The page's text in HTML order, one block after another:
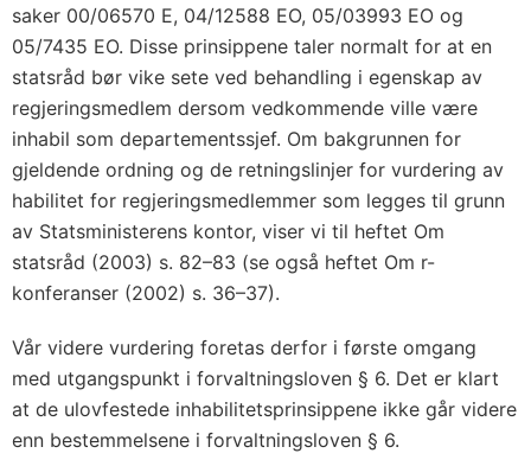
saker 00/06570 E, 04/12588 EO, 05/03993 EO og
05/7435 EO. Disse prinsippene taler normalt for at en
statsråd bør vike sete ved behandling i egenskap av
regjeringsmedlem dersom vedkommende ville være
inhabil som departementssjef. Om bakgrunnen for
gjeldende ordning og de retningslinjer for vurdering av
habilitet for regjeringsmedlemmer som legges til grunn
av Statsministerens kontor, viser vi til heftet Om
statsråd (2003) s. 82–83 (se også heftet Om r-
konferanser (2002) s. 36–37).
Vår videre vurdering foretas derfor i første omgang
med utgangspunkt i forvaltningsloven § 6. Det er klart
at de ulovfestede inhabilitetsprinsippene ikke går videre
enn bestemmelsene i forvaltningsloven § 6.